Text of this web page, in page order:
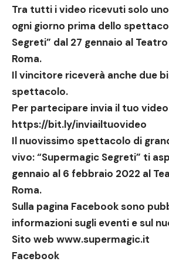
Tra tutti i video ricevuti solo
ogni giorno prima dello
Segreti” dal 27 gennaio al
Roma.
Il vincitore riceverà anche due
spettacolo.
Per partecipare invia il tuo
https://bit.ly/inviailtuovideo
Il nuovissimo spettacolo di
vivo: “Supermagic Segreti” ti
gennaio al 6 febbraio 2022 al
Roma.
Sulla pagina Facebook sono
informazioni sugli eventi e sul
Sito web www.supermagic.it
Facebook